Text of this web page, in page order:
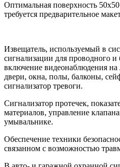
Оптимальная поверхность
требуется предварительное
Извещатель, используемый в
сигнализации для проводного
включение видеонаблюдения
двери, окна, полы, балконы,
сигнализатор тревоги.
Сигнализатор протечек,
материалов, управление
умывальнике.
Обеспечение техники
связанном с возможностью